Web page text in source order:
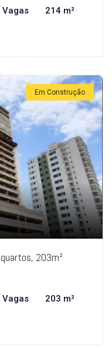
Vagas 214 m²
Em Construção
203m²
Vagas 203 m²